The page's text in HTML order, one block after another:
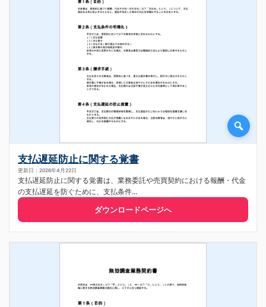
支払遅延防止に関する覚書
更新日：2026年4月22日
支払遅延防止に関する覚書は、業務委託や売買契約における報酬・代金
の支払遅延を防ぐために、支払条件...
ダウンロードページへ